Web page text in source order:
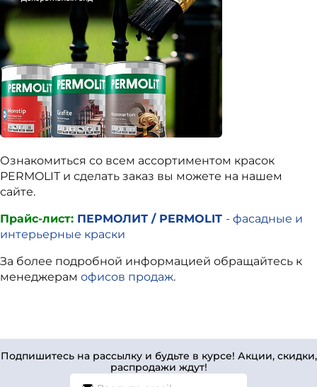
Ознакомиться со всем ассортиментом красок
PERMOLIT и сделать заказ вы можете на нашем
сайте.
Прайс-лист: ПЕРМОЛИТ / PERMOLIT - фасадные и
интерьерные краски
За более подробной информацией обращайтесь к
менеджерам офисов продаж.
Подпишитесь на рассылку и будьте в курсе! Акции, скидки,
распродажи ждут!